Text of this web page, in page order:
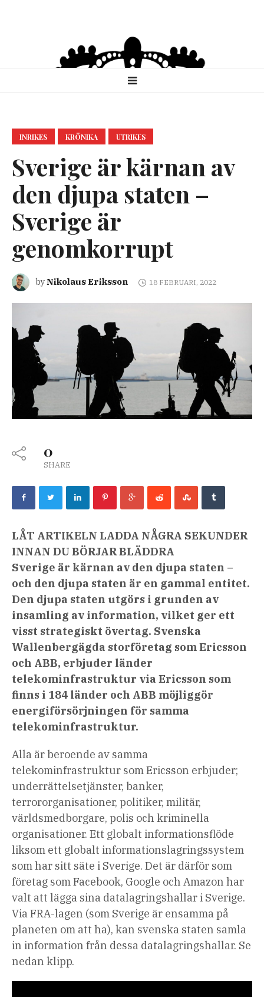
INRIKES KRÖNIKA UTRIKES
Sverige är kärnan av
den djupa staten –
Sverige är
genomkorrupt
byNikolaus Eriksson 18 FEBRUARI, 2022
0
SHARE
LÅT ARTIKELN LADDA NÅGRA SEKUNDER
INNAN DU BÖRJAR BLÄDDRA
Sverige är kärnan av den djupa staten –
och den djupa staten är en gammal entitet.
Den djupa staten utgörs i grunden av
insamling av information, vilket ger ett
visst strategiskt övertag. Svenska
Wallenbergägda storföretag som Ericsson
och ABB, erbjuder länder
telekominfrastruktur via Ericsson som
finns i 184 länder och ABB möjliggör
energiförsörjningen för samma
telekominfrastruktur.
Alla är beroende av samma
telekominfrastruktur som Ericsson erbjuder;
underrättelsetjänster, banker,
terrororganisationer, politiker, militär,
världsmedborgare, polis och kriminella
organisationer. Ett globalt informationsflöde
liksom ett globalt informationslagringssystem
som har sitt säte i Sverige. Det är därför som
företag som Facebook, Google och Amazon har
valt att lägga sina datalagringshallar i Sverige.
Via FRA-lagen (som Sverige är ensamma på
planeten om att ha), kan svenska staten samla
in information från dessa datalagringshallar. Se
nedan klipp.